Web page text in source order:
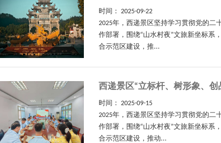
时间： 2025-09-22
2025年，西递景区坚持学习贯彻党的
作部署，围绕“山水村夜”文旅新坐标系
合示范区建设，推...
西递景区“立标杆、树形象、
时间： 2025-09-15
2025年，西递景区坚持学习贯彻党的
作部署，围绕“山水村夜”文旅新坐标系
合示范区建设，推动...